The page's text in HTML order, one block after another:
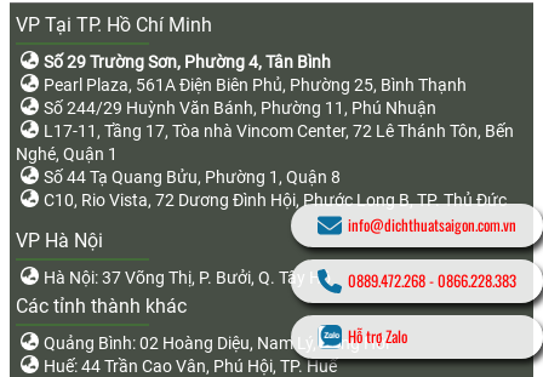
VP Tại TP. Hồ Chí Minh
Số 29 Trường Sơn, Phường 4, Tân Bình
Pearl Plaza, 561A Điện Biên Phủ, Phường 25, Bình Thạnh
Số 244/29 Huỳnh Văn Bánh, Phường 11, Phú Nhuận
L17-11, Tầng 17, Tòa nhà Vincom Center, 72 Lê Thánh Tôn, Bến
Nghé, Quận 1
Số 44 Tạ Quang Bửu, Phường 1, Quận 8
C10, Rio Vista, 72 Dương Đình Hội, Phước Long B, TP. Thủ Đức
VP Hà Nội
Hà Nội: 37 Võng Thị, P. Bưởi, Q. Tây Hồ
Các tỉnh thành khác
Quảng Bình: 02 Hoàng Diệu, Nam Lý, Đồng Hới
Huế: 44 Trần Cao Vân, Phú Hội, TP. Huế
info@dichthuatsaigon.com.vn
0889.472.268-0866.228.383
Hỗ trợ Zalo